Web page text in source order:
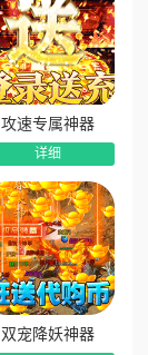
攻速专属神器
详细
双宠降妖神器